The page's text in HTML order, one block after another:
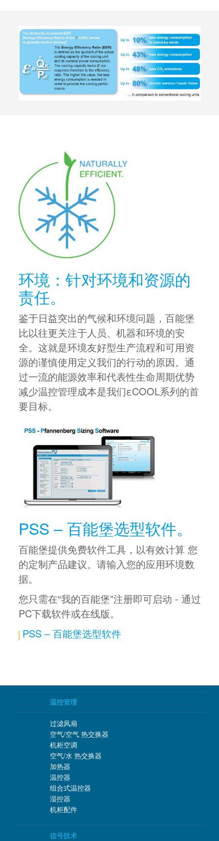
环境：针对环境和资源的
责任。
鉴于日益突出的气候和环境问题，百能堡
比以往更关注于人员、机器和环境的安
全。这就是环境友好型生产流程和可用资
源的谨慎使用定义我们的行动的原因。通
过一流的能源效率和代表性生命周期优势
减少温控管理成本是我们εCOOL系列的首
要目标。
PSS – 百能堡选型软件。
百能堡提供免费软件工具，以有效计算 您
的定制产品建议。请输入您的应用环境数
据。
您只需在“我的百能堡”注册即可启动 - 通过
PC下载软件或在线版。
PSS – 百能堡选型软件
温控管理
过滤风扇
空气/空气 热交换器
机柜空调
空气/水 热交换器
加热器
温控器
组合式温控器
湿控器
机柜配件
信号技术